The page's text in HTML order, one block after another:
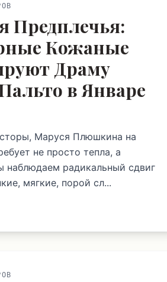
Предплечья:
Кожаные
Драму
в Январе
Маруся Плюшкина на
не просто тепла, а
наблюдаем радикальный сдвиг
мягкие, порой сл...